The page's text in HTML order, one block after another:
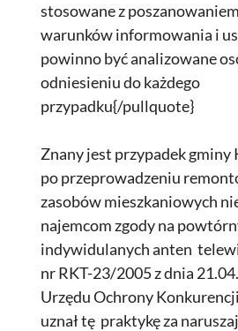
stosowane z
warunków informowania i
powinno być analizowane
odniesieniu do każdego
przypadku{/pullquote}
Znany jest przypadek
po przeprowadzeniu
zasobów mieszkaniowych
najemcom zgody na
indywidulanych anten
nr RKT-23/2005 z dnia
Urzędu Ochrony
uznał tę praktykę za